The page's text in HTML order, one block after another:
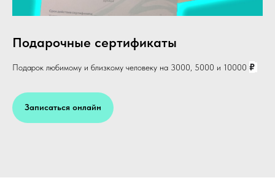
Подарочные сертификаты
Подарок любимому и близкому человеку на 3000, 5000 и 10000 ₽
Записаться онлайн